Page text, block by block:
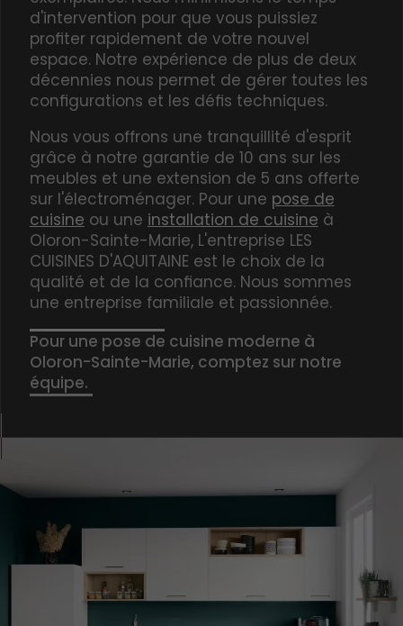
d'intervention pour que vous puissiez
profiter rapidement de votre nouvel
espace. Notre expérience de plus de deux
décennies nous permet de gérer toutes les
configurations et les défis techniques.
Nous vous offrons une tranquillité d'esprit
grâce à notre garantie de 10 ans sur les
meubles et une extension de 5 ans offerte
sur l'électroménager. Pour une pose de
cuisine ou une installation de cuisine à
Oloron-Sainte-Marie, L'entreprise LES
CUISINES D'AQUITAINE est le choix de la
qualité et de la confiance. Nous sommes
une entreprise familiale et passionnée.
Pour une pose de cuisine moderne à
Oloron-Sainte-Marie, comptez sur notre
équipe.